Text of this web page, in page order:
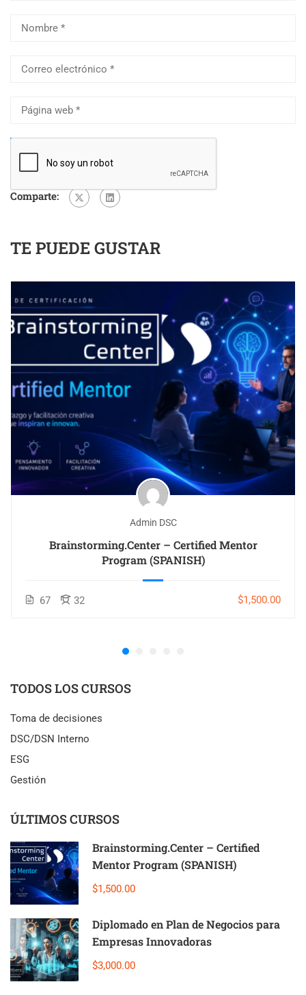
Comparte:
TE PUEDE GUSTAR
Admin DSC
Brainstorming.Center – Certified Mentor
Program (SPANISH)
67 32 $1,500.00
TODOS LOS CURSOS
Toma de decisiones
DSC/DSN Interno
ESG
Gestión
ÚLTIMOS CURSOS
Brainstorming.Center – Certified
Mentor Program (SPANISH)
$1,500.00
Diplomado en Plan de Negocios para
Empresas Innovadoras
$3,000.00